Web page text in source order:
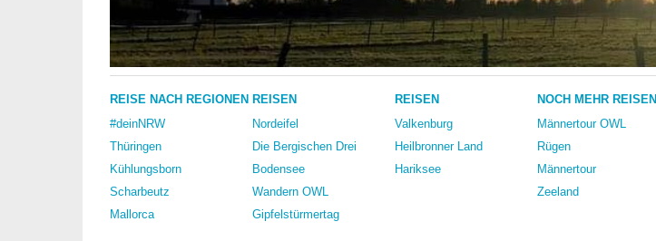
REISE NACH REGIONEN
#deinNRW
Thüringen
Kühlungsborn
Scharbeutz
Mallorca
REISEN
Nordeifel
Die Bergischen Drei
Bodensee
Wandern OWL
Gipfelstürmertag
REISEN
Valkenburg
Heilbronner Land
Hariksee
NOCH MEHR REISEN
Männertour OWL
Rügen
Männertour
Zeeland